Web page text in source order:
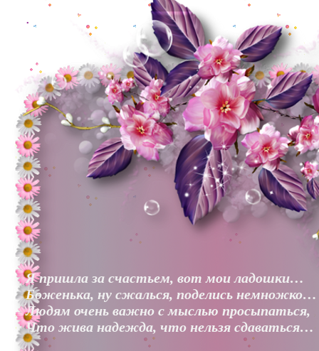
.
Я пришла за счастьем, вот мои ладошки…
Боженька, ну сжалься, поделись немножко…
Людям очень важно с мыслью просыпаться,
Что жива надежда, что нельзя сдаваться…